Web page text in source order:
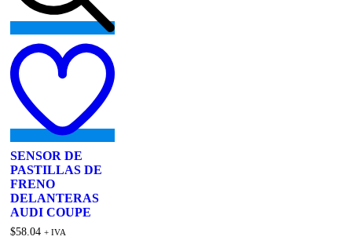
wishlist
SENSOR DE
PASTILLAS DE
FRENO
DELANTERAS
AUDI COUPE
$58.04 + IVA